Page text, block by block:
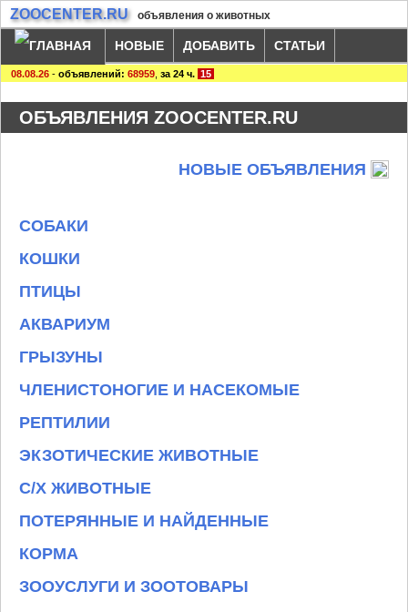
ZOOCENTER.RU объявления о животных
НОВЫЕ ДОБАВИТЬ СТАТЬИ
08.08.26 - объявлений: 68959 за 24 ч. 15
ОБЪЯВЛЕНИЯ ZOOCENTER.RU
НОВЫЕ ОБЪЯВЛЕНИЯ
СОБАКИ
КОШКИ
ПТИЦЫ
АКВАРИУМ
ГРЫЗУНЫ
ЧЛЕНИСТОНОГИЕ И НАСЕКОМЫЕ
РЕПТИЛИИ
ЭКЗОТИЧЕСКИЕ ЖИВОТНЫЕ
С/Х ЖИВОТНЫЕ
ПОТЕРЯННЫЕ И НАЙДЕННЫЕ
КОРМА
ЗООУСЛУГИ И ЗООТОВАРЫ